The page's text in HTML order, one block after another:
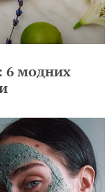
6 модних